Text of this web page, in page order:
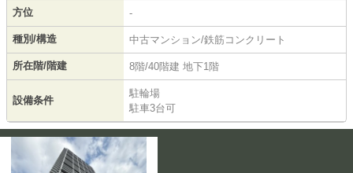
方位 -
種別/構造 中古マンション/鉄筋コンクリート
所在階/階建 8階/40階建 地下1階
設備条件
駐輪場
駐車3台可